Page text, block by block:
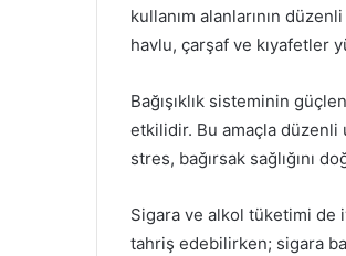
kullanım alanlarının
havlu, çarşaf ve kıyafetler
Bağışıklık sisteminin
etkilidir. Bu amaçla düzenli
stres, bağırsak sağlığını
Sigara ve alkol tüketimi de
tahriş edebilirken; sigara